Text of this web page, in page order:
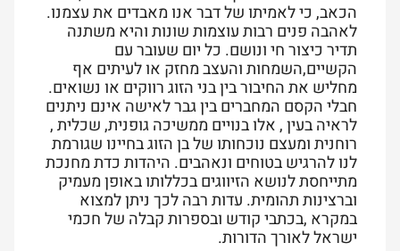
הכאב, כי לאמיתו של דבר אנו מאבדים את עצמנו.
לאהבה פנים רבות עוצמות שונות והיא משתנה
תדיר כיצור חי ונושם. כל יום שעובר עם
הקשיים,השמחות והעצב מחזק או לעיתים אף
מחליש את החיבור בין בני הזוג רווקים או נשואים.
חבלי הקסם המחברים בין גבר לאישה אינם ניתנים
לראיה בעין , אלו בנויים ממשיכה גופנית, שכלית ,
רוחנית ומעצם נוכחותו של בן הזוג בחיינו שגורמת
לנו להרגיש בטוחים ונאהבים. היהדות כדת מחנכת
מתייחסת לנושא הזיווגים בכללותו באופן מעמיק
וברצינות תהומית. עדות רבה לכך ניתן למצוא
במקרא ,בכתבי קודש ובספרות קבלה של חכמי
ישראל לאורך הדורות.